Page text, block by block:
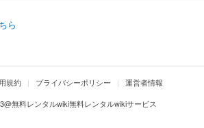
ら
規約 プライバシーポリシー
運営者情報
無料レンタルwiki無料レンタルwikiサービス